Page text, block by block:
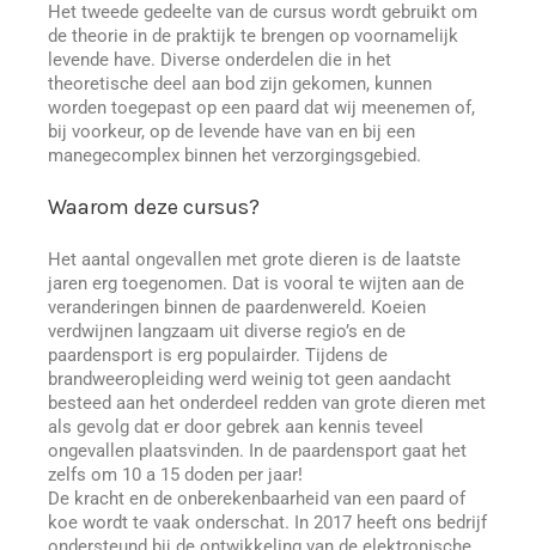
Het tweede gedeelte van de cursus wordt gebruikt om
de theorie in de praktijk te brengen op voornamelijk
levende have. Diverse onderdelen die in het
theoretische deel aan bod zijn gekomen, kunnen
worden toegepast op een paard dat wij meenemen of,
bij voorkeur, op de levende have van en bij een
manegecomplex binnen het verzorgingsgebied.
Waarom deze cursus?
Het aantal ongevallen met grote dieren is de laatste
jaren erg toegenomen. Dat is vooral te wijten aan de
veranderingen binnen de paardenwereld. Koeien
verdwijnen langzaam uit diverse regio’s en de
paardensport is erg populairder. Tijdens de
brandweeropleiding werd weinig tot geen aandacht
besteed aan het onderdeel redden van grote dieren met
als gevolg dat er door gebrek aan kennis teveel
ongevallen plaatsvinden. In de paardensport gaat het
zelfs om 10 a 15 doden per jaar!
De kracht en de onberekenbaarheid van een paard of
koe wordt te vaak onderschat. In 2017 heeft ons bedrijf